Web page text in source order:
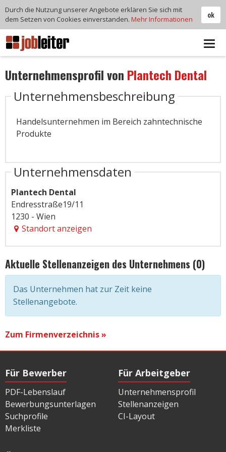
Unternehmensprofil von Plantech Dental
Unternehmensbeschreibung
Handelsunternehmen im Bereich zahntechnische
Produkte
Unternehmensdaten
Plantech Dental
Endresstraße19/11
1230 - Wien
Standort anzeigen
Aktuelle Stellenanzeigen des Unternehmens (0)
Das Unternehmen hat zur Zeit keine
Stellenangebote.
Zum Firmenverzeichnis »
Für Bewerber
PDF-Lebenslauf
Bewerbungsunterlagen
Suchprofile
Merkliste
Für Arbeitgeber
Unternehmensprofil
Stellenanzeigen
CI-Layout
ok
Durch die Nutzung unserer Angebote erklären Sie sich mit
dem Setzen von Cookies einverstanden. Mehr Informationen